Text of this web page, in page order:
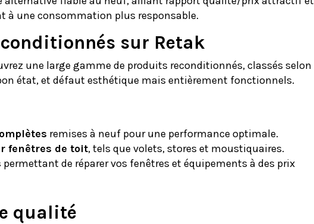
à une consommation plus responsable.
sur Retak
une large gamme de produits reconditionnés, classés selon
état, et défaut esthétique mais entièrement fonctionnels.
remises à neuf pour une performance optimale.
fenêtres de toit, tels que volets, stores et moustiquaires.
permettant de réparer vos fenêtres et équipements à des prix
qualité